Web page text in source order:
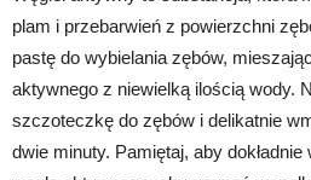
plam i przebarwień z powierzchni
pastę do wybielania zębów,
aktywnego z niewielką ilością wody.
szczoteczkę do zębów i delikatnie
dwie minuty. Pamiętaj, aby